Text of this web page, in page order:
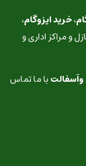
،خرید ایزوگام،
و مراکز اداری و
وآسفالتبا ما تماس